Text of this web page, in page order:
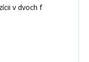
v dvoch f